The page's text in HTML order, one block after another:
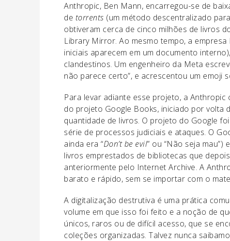
Anthropic, Ben Mann, encarregou-se de
de torrents (um método descentralizado
obtiveram cerca de cinco milhões de livros
Library Mirror. Ao mesmo tempo, a
iniciais aparecem em um documento
clandestinos. Um engenheiro da Meta
não parece certo”, e acrescentou um emoji
Para levar adiante esse projeto, a
do projeto Google Books, iniciado por volta
quantidade de livros. O projeto do Google
série de processos judiciais e ataques. O
ainda era “Don’t be evil” ou “Não seja
livros emprestados de bibliotecas que
anteriormente pelo Internet Archive. A
barato e rápido, sem se importar com o
A digitalização destrutiva é uma prática
volume em que isso foi feito e a noção de
únicos, raros ou de difícil acesso, que se
coleções organizadas. Talvez nunca